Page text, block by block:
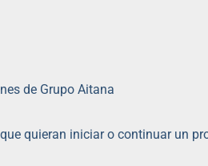
de Grupo Aitana
quieran iniciar o continuar un